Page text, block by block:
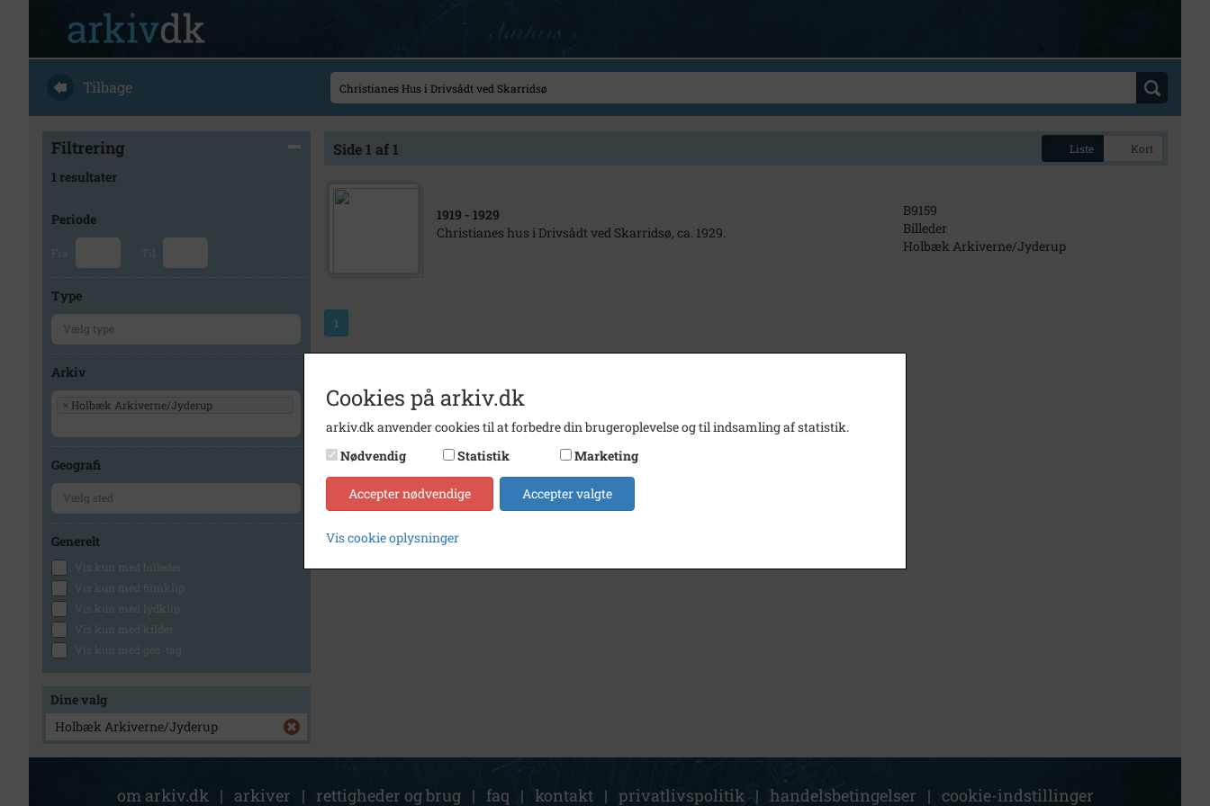
Tilbage
Filtrering
1 resultater
Periode
Fra Til
Type
Arkiv
× Holbæk Arkiverne/Jyderup
Geografi
Generelt
Vis kun med billeder
Vis kun med filmklip
Vis kun med lydklip
Vis kun med kilder
Vis kun med geo-tag
Dine valg
Holbæk Arkiverne/Jyderup
Side 1 af 1 Liste Kort
1919 - 1929
Christianes hus i Drivsådt ved Skarridsø, ca. 1929.
B9159
Billeder
Holbæk Arkiverne/Jyderup
1
om arkiv.dk | arkiver | rettigheder og brug | faq | kontakt | privatlivspolitik | handelsbetingelser | cookie-indstillinger
Cookies på arkiv.dk
arkiv.dk anvender cookies til at forbedre din brugeroplevelse og til indsamling af statistik.
Nødvendig
Statistik Marketing
Accepter nødvendige Accepter valgte
Vis cookie oplysninger